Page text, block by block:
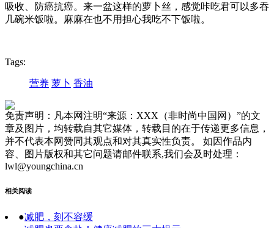
吸收、防癌抗癌。来一盆这样的萝卜丝，感觉咔吃君可以多吞
几碗米饭啦。麻麻在也不用担心我吃不下饭啦。
Tags:
营养 萝卜 香油
免责声明：凡本网注明“来源：XXX（非时尚中国网）”的文
章及图片，均转载自其它媒体，转载目的在于传递更多信息，
并不代表本网赞同其观点和对其真实性负责。 如因作品内
容、图片版权和其它问题请邮件联系,我们会及时处理：
lwl@youngchina.cn
相关阅读
●减肥，刻不容缓